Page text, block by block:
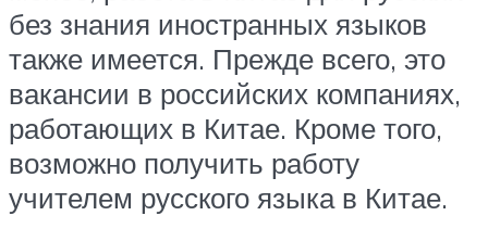
без знания иностранных языков
также имеется. Прежде всего, это
вакансии в российских компаниях,
работающих в Китае. Кроме того,
возможно получить работу
учителем русского языка в Китае.